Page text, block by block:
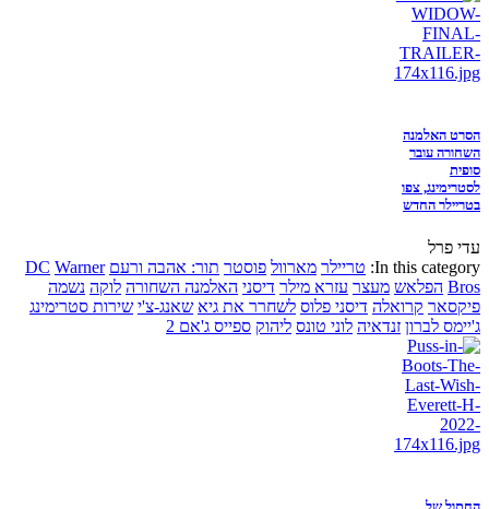
הסרט האלמנה
השחורה עובר
סופית
לסטרימינג, צפו
בטריילר החדש
עדי פרל
In this category: טריילר מארוול פוסטר תור: אהבה ורעם DC Warner
Bros הפלאש מעצר עזרא מילר דיסני האלמנה השחורה לוקה נשמה
פיקסאר קרואלה דיסני פלוס לשחרר את גיא שאנג-צ'י שירות סטרימינג
ג'יימס לברון זנדאיה לוני טונס ליהוק ספייס ג'אם 2